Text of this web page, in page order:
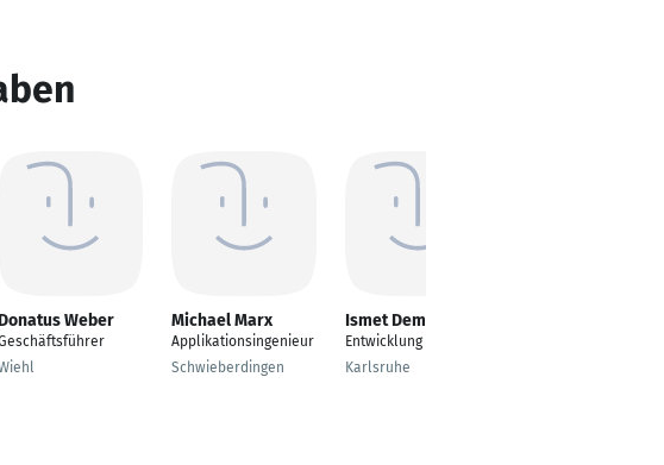
Donatus Weber Michael Marx
Applikationsingenieur
Schwieberdingen
Ismet Demirdelen
Entwicklung
Karlsruhe